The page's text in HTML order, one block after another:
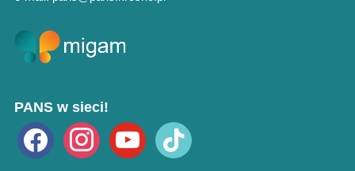
PANS w sieci!
facebook instagramyoutube tiktok